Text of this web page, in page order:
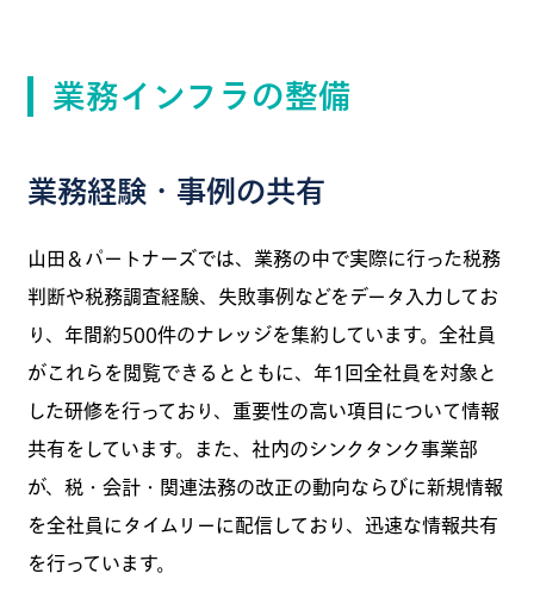
業務インフラの整備
業務経験・事例の共有
山田＆パートナーズでは、業務の中で実際に行った税務
判断や税務調査経験、失敗事例などをデータ入力してお
り、年間約500件のナレッジを集約しています。全社員
がこれらを閲覧できるとともに、年1回全社員を対象と
した研修を行っており、重要性の高い項目について情報
共有をしています。また、社内のシンクタンク事業部
が、税・会計・関連法務の改正の動向ならびに新規情報
を全社員にタイムリーに配信しており、迅速な情報共有
を行っています。